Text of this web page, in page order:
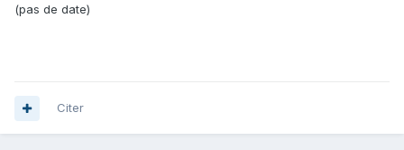
(pas de date)
Citer